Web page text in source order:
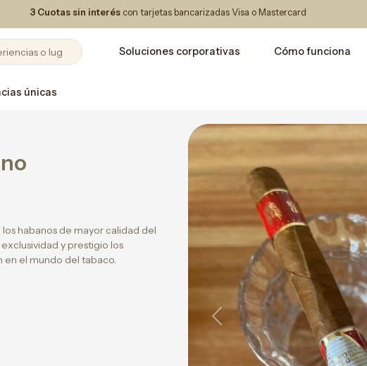
3 Cuotas sin interés con tarjetas bancarizadas Visa o Mastercard
Soluciones corporativas Cómo funciona
únicas
habanos de mayor calidad del
y prestigio los
en el mundo del tabaco.
Previous